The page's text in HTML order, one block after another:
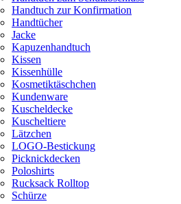
Handtuch zur Konfirmation
Handtücher
Jacke
Kapuzenhandtuch
Kissen
Kissenhülle
Kosmetiktäschchen
Kundenware
Kuscheldecke
Kuscheltiere
Lätzchen
LOGO-Bestickung
Picknickdecken
Poloshirts
Rucksack Rolltop
Schürze